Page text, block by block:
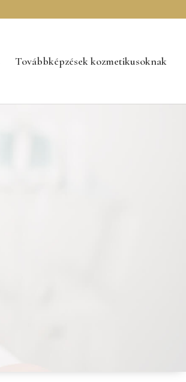
Továbbképzések kozmetikusoknak